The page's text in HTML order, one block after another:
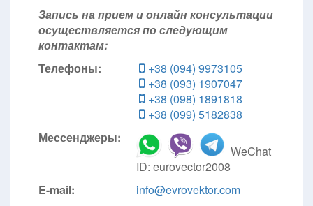
Запись на прием и онлайн консультации
осуществляется по следующим
контактам:
Телефоны:
+38 (094) 9973105
+38 (093) 1907047
+38 (098) 1891818
+38 (099) 5182838
Мессенджеры:
WeChat
ID: eurovector2008
E-mail:
info@evrovektor.com